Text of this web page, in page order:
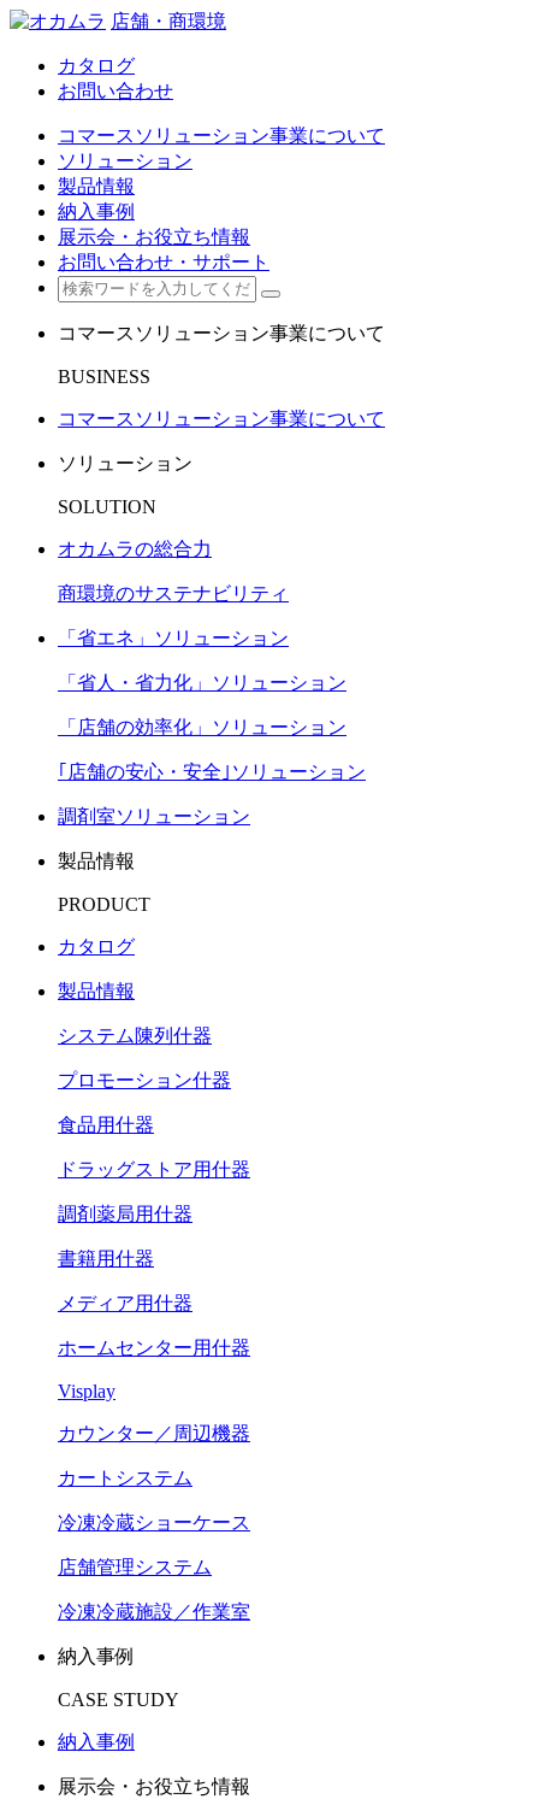
店舗・商環境
カタログ
お問い合わせ
コマースソリューション事業について
ソリューション
製品情報
納入事例
展示会・お役立ち情報
お問い合わせ・サポート
コマースソリューション事業について
BUSINESS
コマースソリューション事業について
ソリューション
SOLUTION
オカムラの総合力
商環境のサステナビリティ
「省エネ」ソリューション
「省人・省力化」ソリューション
「店舗の効率化」ソリューション
｢店舗の安心・安全｣ソリューション
調剤室ソリューション
製品情報
PRODUCT
カタログ
製品情報
システム陳列什器
プロモーション什器
食品用什器
ドラッグストア用什器
調剤薬局用什器
書籍用什器
メディア用什器
ホームセンター用什器
Visplay
カウンター／周辺機器
カートシステム
冷凍冷蔵ショーケース
店舗管理システム
冷凍冷蔵施設／作業室
納入事例
CASE STUDY
納入事例
展示会・お役立ち情報